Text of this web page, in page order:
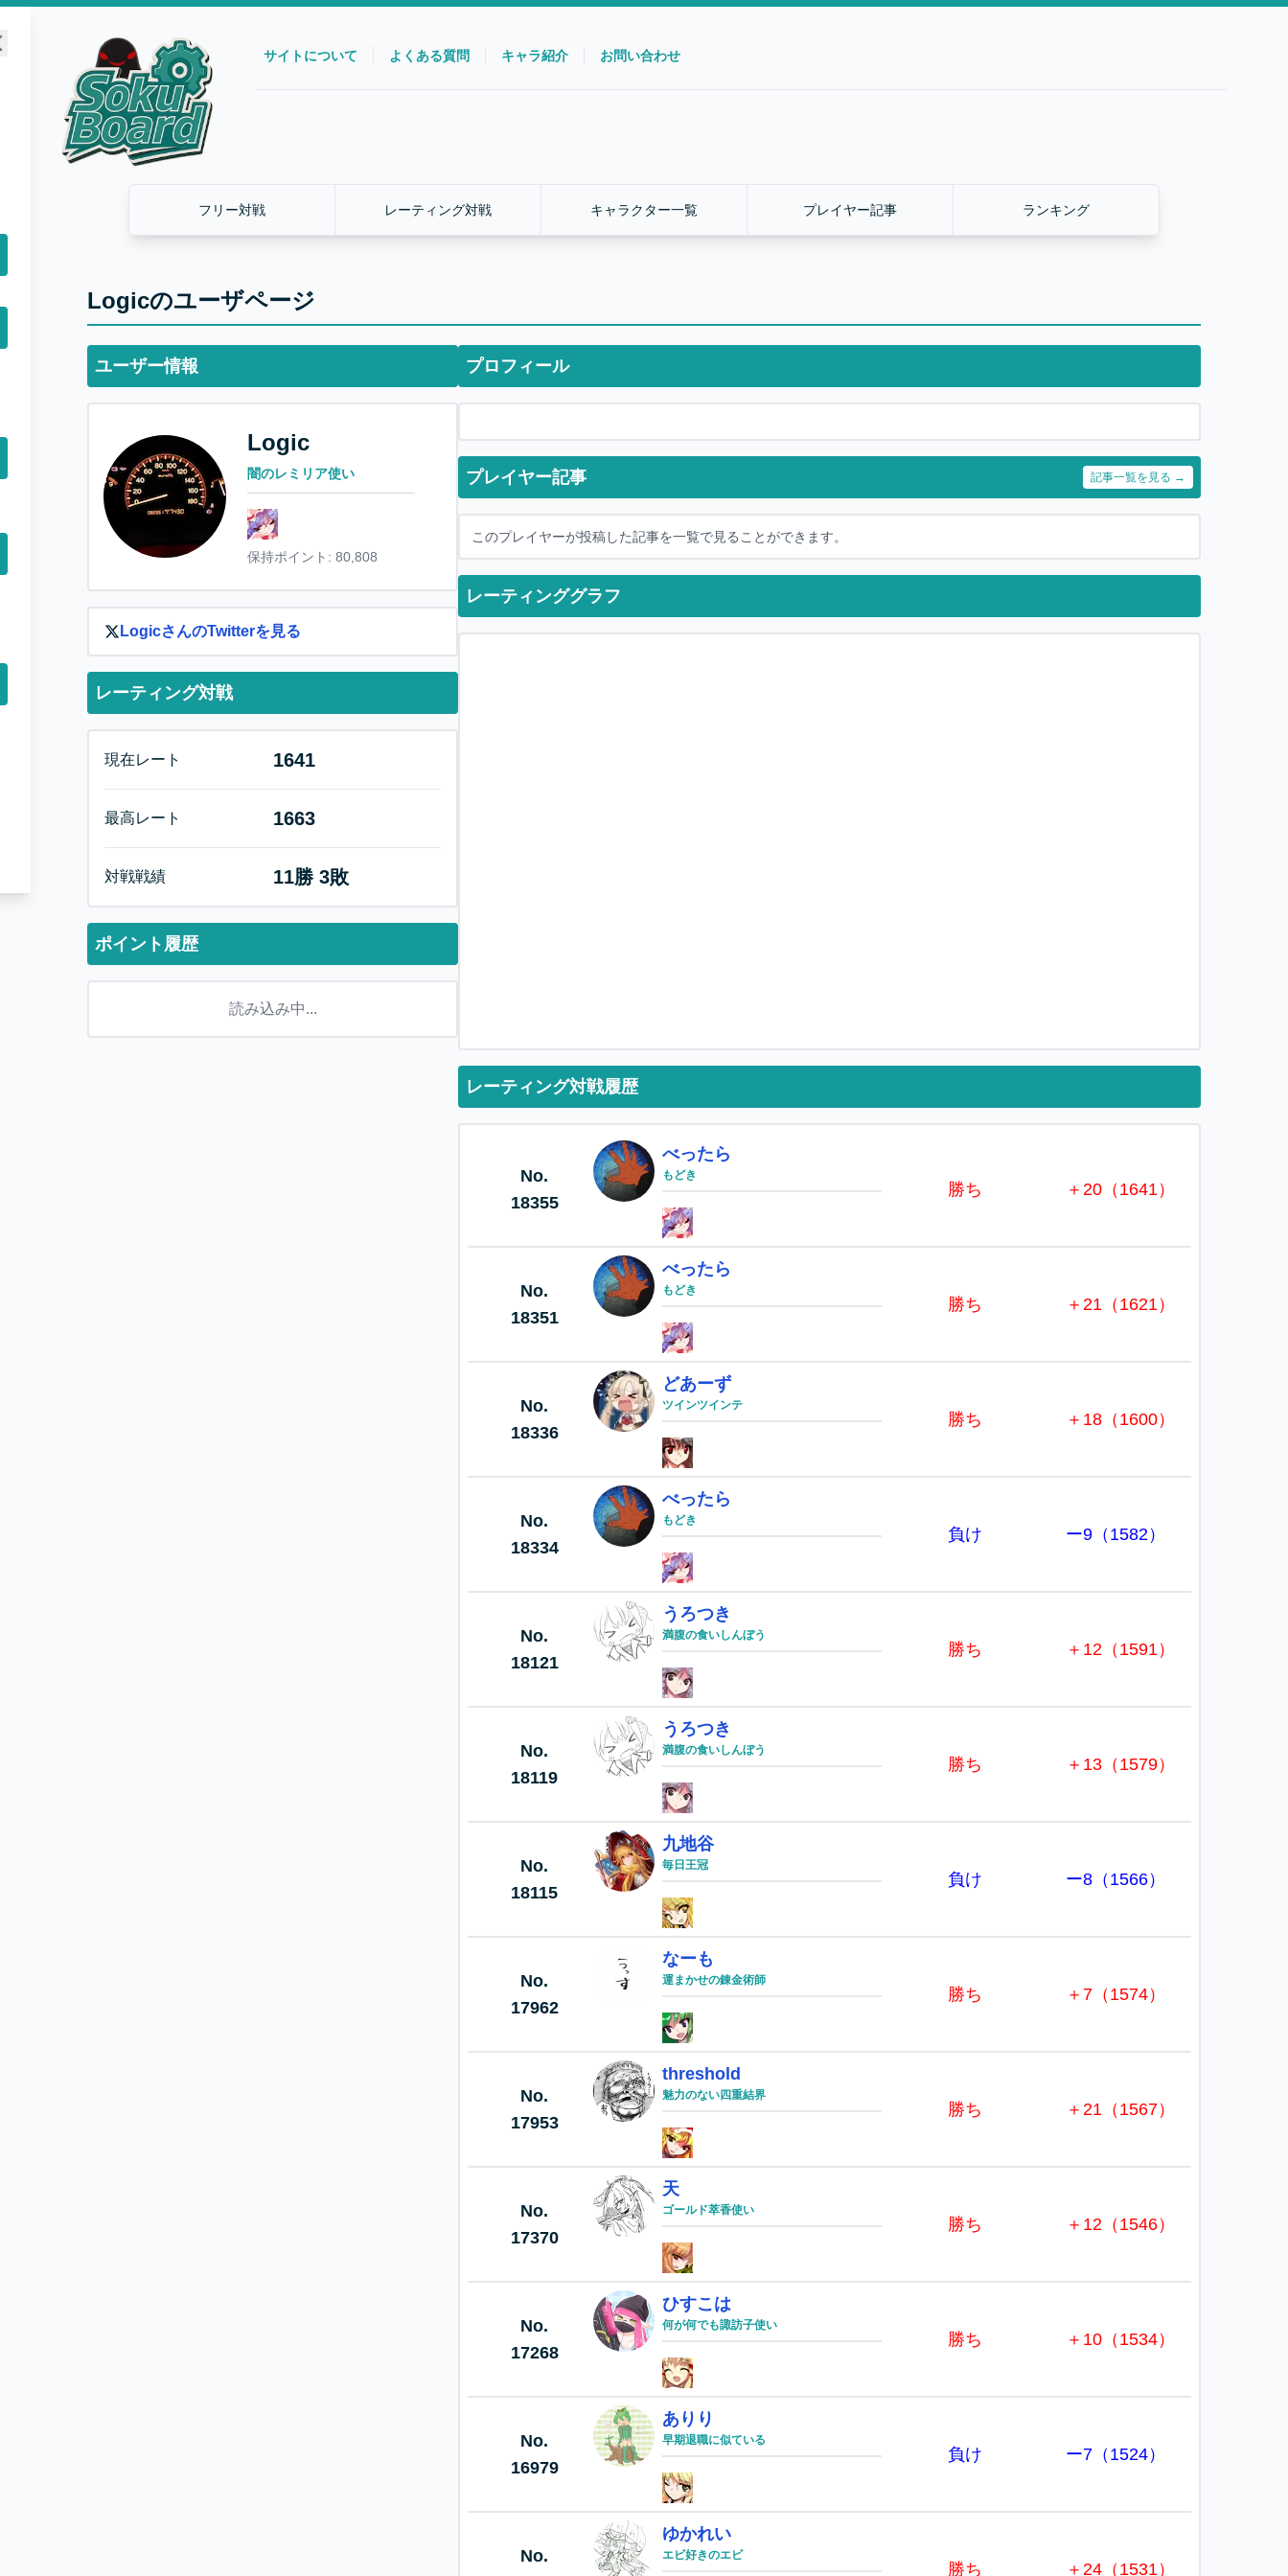
サイトについて よくある質問 キャラ紹介 お問い合わせ
フリー対戦 レーティング対戦 キャラクター一覧 プレイヤー記事 ランキング
Logicのユーザページ
ユーザー情報
Logic
闇のレミリア使い
保持ポイント: 80,808
LogicさんのTwitterを見る
レーティング対戦
現在レート 1641
最高レート 1663
対戦戦績 11勝 3敗
ポイント履歴
読み込み中...
プロフィール
プレイヤー記事 記事一覧を見る →
このプレイヤーが投稿した記事を一覧で見ることができます。
レーティンググラフ
レーティング対戦履歴
No.
18355
べったら
もどき
勝ち ＋20（1641）
No.
18351
べったら
もどき
勝ち ＋21（1621）
No.
18336
どあーず
ツインツインテ
勝ち ＋18（1600）
No.
18334
べったら
もどき
負け ー9（1582）
No.
18121
うろつき
満腹の食いしんぼう
勝ち ＋12（1591）
No.
18119
うろつき
満腹の食いしんぼう
勝ち ＋13（1579）
No.
18115
九地谷
毎日王冠
負け ー8（1566）
No.
17962
なーも
運まかせの錬金術師
勝ち ＋7（1574）
No.
17953
threshold
魅力のない四重結界
勝ち ＋21（1567）
No.
17370
天
ゴールド萃香使い
勝ち ＋12（1546）
No.
17268
ひすこは
何が何でも諏訪子使い
勝ち ＋10（1534）
No.
16979
ありり
早期退職に似ている
負け ー7（1524）
No.
ゆかれい
エビ好きのエビ
勝ち ＋24（1531）